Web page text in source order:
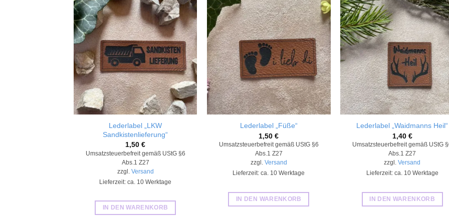
Add to
wishlist
Lederlabel „LKW
Sandkistenlieferung“
1,50€
Umsatzsteuerbefreit gemäß UStG §6
Abs.1 Z27
zzgl. Versand
Lieferzeit: ca. 10 Werktage
IN DEN WARENKORB
Add to
wishlist
Lederlabel „Füße“
1,50€
Umsatzsteuerbefreit gemäß UStG §6
Abs.1 Z27
zzgl. Versand
Lieferzeit: ca. 10 Werktage
IN DEN WARENKORB
Lederlabel „Waidmanns Heil“
1,40 €
Umsatzsteuerbefreit gemäß UStG
Abs.1 Z27
zzgl.Versand
Lieferzeit: ca. 10 Werktage
IN DEN WARENKORB